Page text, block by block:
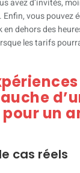
avez d’invités,
vous pouvez
en dehors des
les tarifs
pour un
cas réels